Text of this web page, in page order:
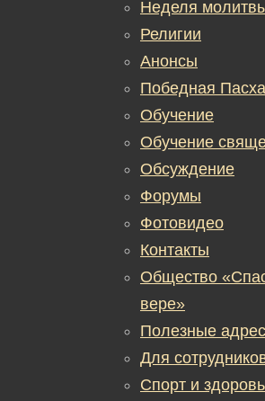
Неделя
Религии
Анонсы
Победная Пасха
Обучение
Обучение
Обсуждение
Форумы
Фотовидео
Контакты
Общество
вере»
Полезные
Для
Спорт и